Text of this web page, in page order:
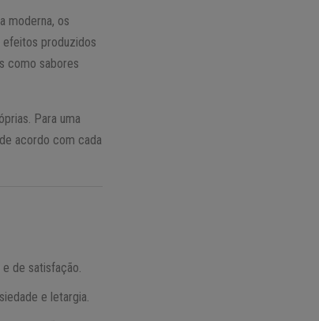
moderna, os
efeitos produzidos
como sabores
Para uma
acordo com cada
de satisfação.
e letargia.